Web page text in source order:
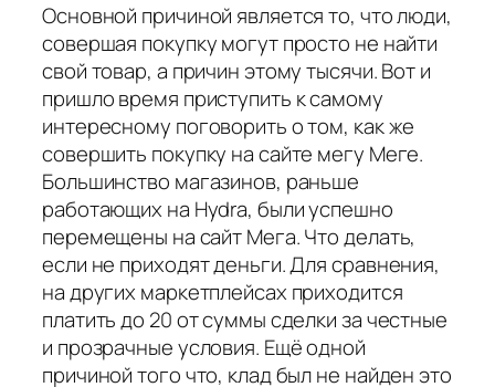
Основной причиной является то, что люди,
совершая покупку могут просто не найти
свой товар, а причин этому тысячи. Вот и
пришло время приступить к самому
интересному поговорить о том, как же
совершить покупку на сайте мегу Меге.
Большинство магазинов, раньше
работающих на Hydra, были успешно
перемещены на сайт Мега. Что делать,
если не приходят деньги. Для сравнения,
на других маркетплейсах приходится
платить до 20 от суммы сделки за честные
и прозрачные условия. Ещё одной
причиной того что, клад был не найден это